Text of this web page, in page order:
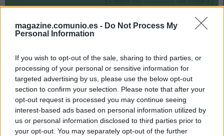
magazine.comunio.es - Do Not Process My
Personal Information
If you wish to opt-out of the sale, sharing to third parties, or
processing of your personal or sensitive information for
targeted advertising by us, please use the below opt-out
section to confirm your selection. Please note that after your
opt-out request is processed you may continue seeing
interest-based ads based on personal information utilized by
us or personal information disclosed to third parties prior to
your opt-out. You may separately opt-out of the further
Cádiz y Villarreal se enfrentan el domingo 20 de marzo a
las 16:15 horas. ¿Quién jugará en los locales? ¿Cuál
las posibles alineaciones del Cádiz-Villarreal.
Cádiz
Posible alineación: Ledesma – Akapo, Luis Hernández,
Chust, Espino – Rubén Alcaraz, Fede San Emeterio,
Sobrino, Idrissi – Negredo, Choco Lozano.